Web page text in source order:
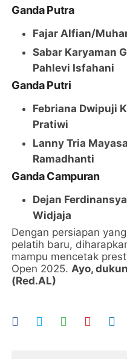
Ganda Putra
Fajar Alfian/
Sabar Karyaman
Pahlevi Isfahani
Ganda Putri
Febriana Dwipuji
Pratiwi
Lanny Tria
Ramadhanti
Ganda Campuran
Dejan
Widjaja
Dengan persiapan
pelatih baru,
mampu mencetak
Open 2025. Ayo,
(Red.AL)